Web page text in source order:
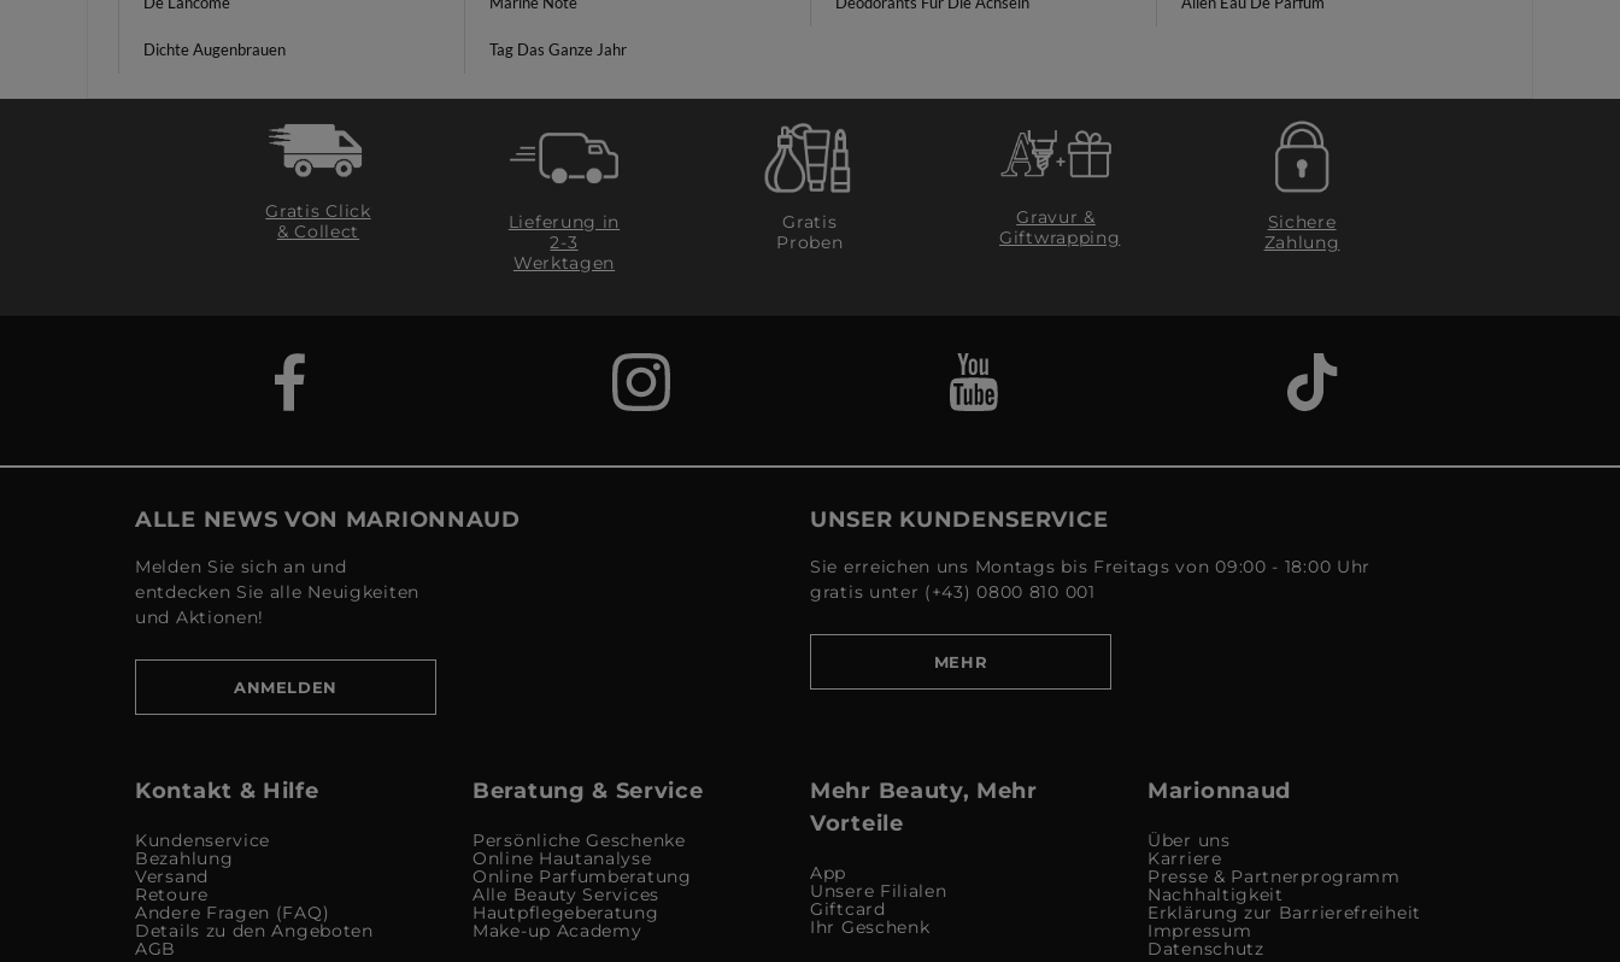
Dichte Augenbrauen Tag Das Ganze Jahr
Gratis Click
& Collect
Lieferung in
2-3
Werktagen
Gratis
Proben
Gravur &
Giftwrapping
Sichere
Zahlung
ALLE NEWS VON MARIONNAUD
Melden Sie sich an und
entdecken Sie alle Neuigkeiten
und Aktionen!
ANMELDEN
UNSER KUNDENSERVICE
Sie erreichen uns Montags bis Freitags von 09:00 - 18:00 Uhr
gratis unter (+43) 0800 810 001
MEHR
Kontakt & Hilfe
Kundenservice
Bezahlung
Versand
Retoure
Andere Fragen (FAQ)
Details zu den Angeboten
AGB
Beratung & Service
Persönliche Geschenke
Online Hautanalyse
Online Parfumberatung
Alle Beauty Services
Hautpflegeberatung
Make-up Academy
Mehr Beauty, Mehr
Vorteile
App
Unsere Filialen
Giftcard
Ihr Geschenk
Marionnaud
Über uns
Karriere
Presse & Partnerprogramm
Nachhaltigkeit
Erklärung zur Barrierefreiheit
Impressum
Datenschutz